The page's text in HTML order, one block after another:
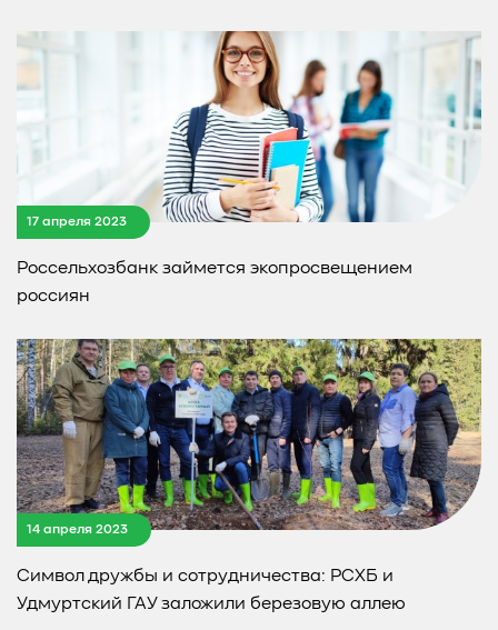
17 апреля 2023
Россельхозбанк займется экопросвещением
россиян
14 апреля 2023
Символ дружбы и сотрудничества: РСХБ и
Удмуртский ГАУ заложили березовую аллею